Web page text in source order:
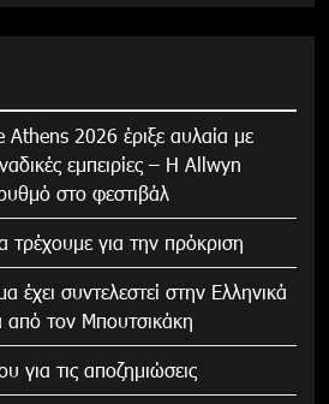
Athens 2026 έριξε αυλαία με
εμπειρίες – Η Allwyn
στο φεστιβάλ
τρέχουμε για την πρόκριση
έχει συντελεστεί στην Ελληνικά
από τον Μπουτσικάκη
για τις αποζημιώσεις